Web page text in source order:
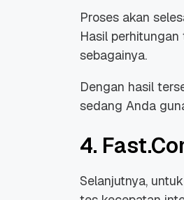
Proses akan
Hasil
sebagainya.
Dengan hasil
sedang Anda
4.
Selanjutnya,